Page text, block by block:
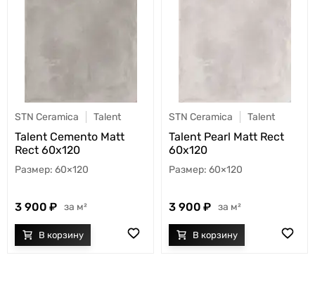
STN Ceramica Talent
Talent Cemento Matt
Rect 60x120
60×120
3 900 м²
STN Ceramica Talent
Talent Pearl Matt Rect
60x120
60×120
3 900 м²